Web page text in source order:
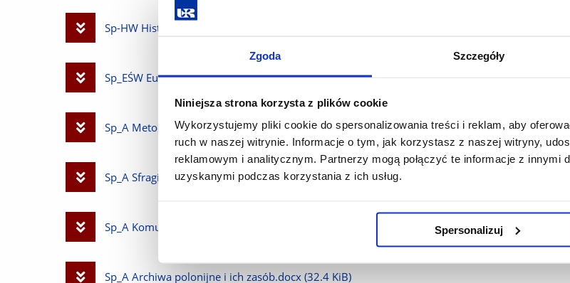
Zgoda Szczegóły
Niniejsza strona korzysta z plików cookie
Wykorzystujemy pliki cookie do spersonalizowania treści i reklam, aby
ruch w naszej witrynie. Informacje o tym, jak korzystasz z naszej witryny,
reklamowym i analitycznym. Partnerzy mogą połączyć te informacje z innymi
uzyskanymi podczas korzystania z ich usług.
Spersonalizuj
Pobierz
Sp-HW Historia wojskowości epoki nowożytnej.docx
Pobierz
Sp_EŚW Europa Środokowo-Wschodnia doby nowożytnej i XIX w..docx
Pobierz
Sp_A Metodyka opracowania akt sprawy.docx (32.0 KiB)
Pobierz
Sp_A Sfragistyka_ns.doc (93.5 KiB)
Pobierz
Sp_A Komunikacja społeczna i PR w archiwach.docx
Pobierz
Sp_A Archiwa polonijne i ich zasób.docx (32.4 KiB)